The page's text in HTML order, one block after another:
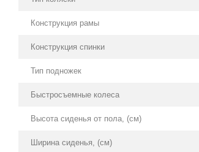
Конструкция рамы
Конструкция спинки
Тип подножек
Быстросъемные колеса
Высота сиденья от пола, (см)
Ширина сиденья, (см)